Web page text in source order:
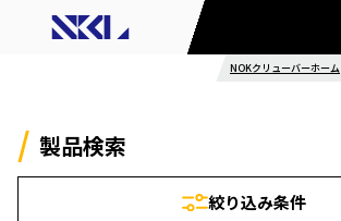
NOKクリューバーホーム
製品検索
絞り込み条件